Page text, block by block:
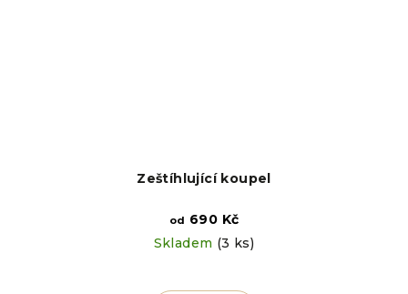
Zeštíhlující koupel
od 690 Kč
Skladem (3 ks)